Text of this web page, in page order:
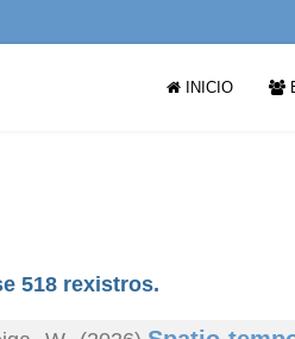
INICIO
518 rexistros.